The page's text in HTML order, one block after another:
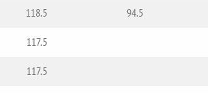
118.5 94.5
117.5
117.5